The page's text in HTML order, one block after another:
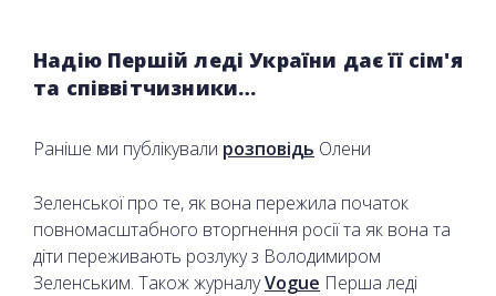
Надію Першій леді України дає її сім'я
та співвітчизники…
Раніше ми публікували розповідь Олени
Зеленської про те, як вона пережила початок
повномасштабного вторгнення росії та як вона та
діти переживають розлуку з Володимиром
Зеленським. Також журналуVogue Перша леді